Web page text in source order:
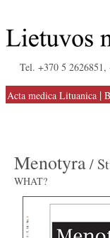
Tel. +370 5 2626851,
Acta medica Lituanica |
Menotyra/
WHAT?